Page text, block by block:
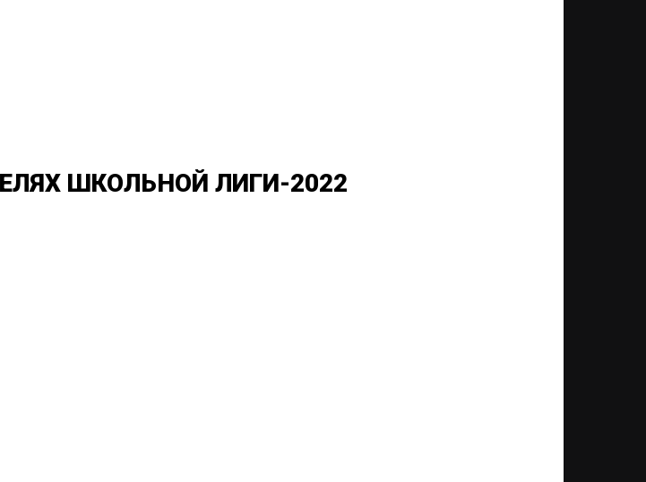
ШКОЛЬНОЙ ЛИГИ-2022